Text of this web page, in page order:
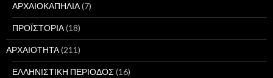
ΑΡΧΑΙΟΚΑΠΗΛΙΑ(7)
ΠΡΟΪΣΤΟΡΙΑ(18)
ΑΡΧΑΙΟΤΗΤΑ(211)
ΕΛΛΗΝΙΣΤΙΚΗ ΠΕΡΙΟΔΟΣ(16)